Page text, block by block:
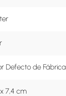
Defecto de Fábrica
7,4 cm